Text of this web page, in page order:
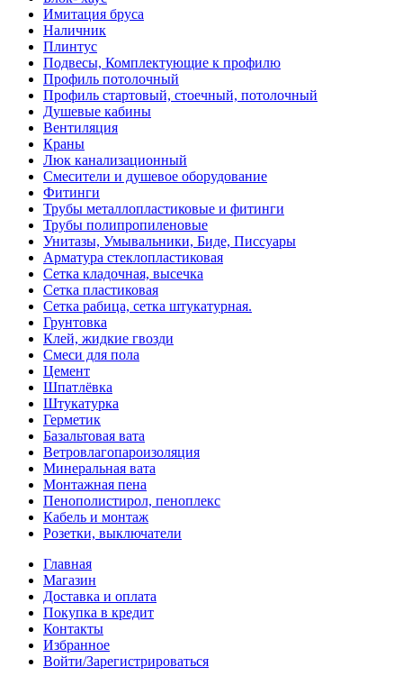
Имитация бруса
Наличник
Плинтус
Подвесы, Комплектующие к профилю
Профиль потолочный
Профиль стартовый, стоечный, потолочный
Душевые кабины
Вентиляция
Краны
Люк канализационный
Смесители и душевое оборудование
Фитинги
Трубы металлопластиковые и фитинги
Трубы полипропиленовые
Унитазы, Умывальники, Биде, Писсуары
Арматура стеклопластиковая
Сетка кладочная, высечка
Сетка пластиковая
Сетка рабица, сетка штукатурная.
Грунтовка
Клей, жидкие гвозди
Смеси для пола
Цемент
Шпатлёвка
Штукатурка
Герметик
Базальтовая вата
Ветровлагопароизоляция
Минеральная вата
Монтажная пена
Пенополистирол, пеноплекс
Кабель и монтаж
Розетки, выключатели
Главная
Магазин
Доставка и оплата
Покупка в кредит
Контакты
Избранное
Войти/Зарегистрироваться